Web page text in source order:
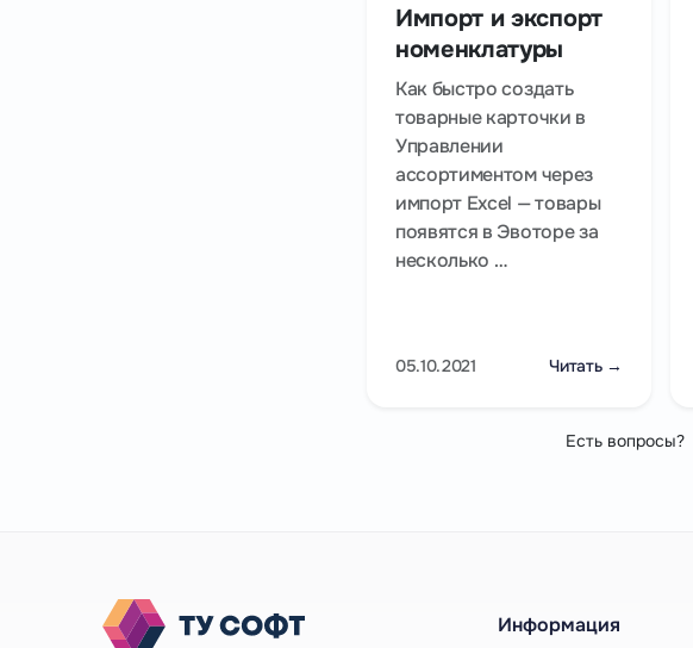
Импорт и экспорт
номенклатуры
Как быстро создать
товарные карточки в
Управлении
ассортиментом через
импорт Excel — товары
появятся в Эвоторе за
несколько …
05.10.2021 Читать →
Есть вопросы?
Информация